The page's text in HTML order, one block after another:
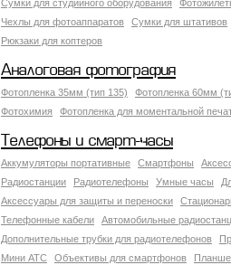
Сумки для студийного оборудования
Чехлы для фотоаппаратов
Сумки для штативов
Рюкзаки для коптеров
Аналоговая фотография
Фотопленка 35мм (тип 135) Фотопленка 60мм
Фотохимия
Фотопленка для моментальной
Телефоны и смарт-часы
Аккумуляторы портативные Смартфоны
Радиостанции
Радиотелефоны Умные часы
Аксессуары для защиты и переноски
Телефонные кабели
Автомобильные
Дополнительные трубки для радиотелефонов
Мини АТС
Объективы для смартфонов